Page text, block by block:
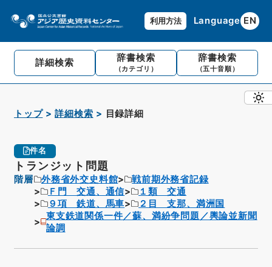
利用方法 Language EN
詳細検索 辞書検索
（カテゴリ）
辞書検索
（五十音順）
トップ 詳細検索 目録詳細
件名
トランジット問題
階層 外務省外交史料館
戦前期外務省記録
Ｆ門 交通、通信
１類 交通
９項 鉄道、馬車
２目 支那、満洲国
東支鉄道関係一件／蘇、満紛争問題／輿論並新聞
論調